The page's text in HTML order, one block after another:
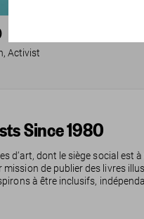
Activist
Since 1980
d‘art, dont le siège social
de publier des livres
à être inclusifs,